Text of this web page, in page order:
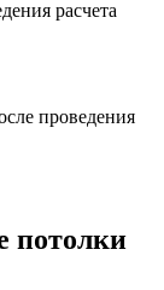
расчета
проведения
потолки